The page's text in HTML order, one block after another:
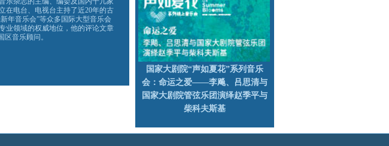
在电台、电视台主持了近20年的古
年音乐会”等众多国际大型音乐会
业领域的权威地位，他的评论文章
音乐顾问。
国家大剧院“声如夏花”系列音乐
会：命运之爱——李飚、吕思清与
国家大剧院管弦乐团演绎赵季平与
柴科夫斯基